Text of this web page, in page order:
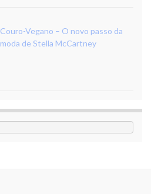
Couro-Vegano – O novo passo da
moda de Stella McCartney